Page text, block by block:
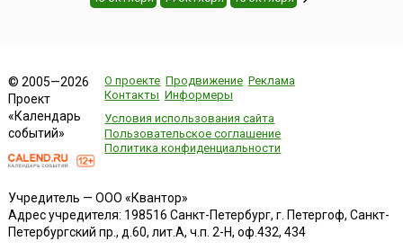
© 2005—2026
Проект
«Календарь
событий»
О проекте Продвижение Реклама
Контакты Информеры
Условия использования сайта
Пользовательское соглашение
Политика конфиденциальности
Учредитель — ООО «Квантор»
Адрес учредителя: 198516 Санкт-Петербург, г. Петергоф, Санкт-
Петербургский пр., д.60, лит.А, ч.п. 2-Н, оф.432, 434